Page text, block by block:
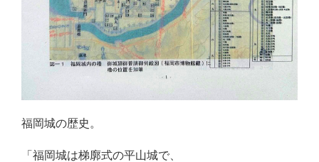
福岡城の歴史。
「福岡城は梯廓式の平山城で、